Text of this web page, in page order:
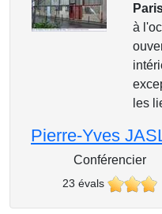
à
les
Pierre-Yves
Conférencier
23 évals